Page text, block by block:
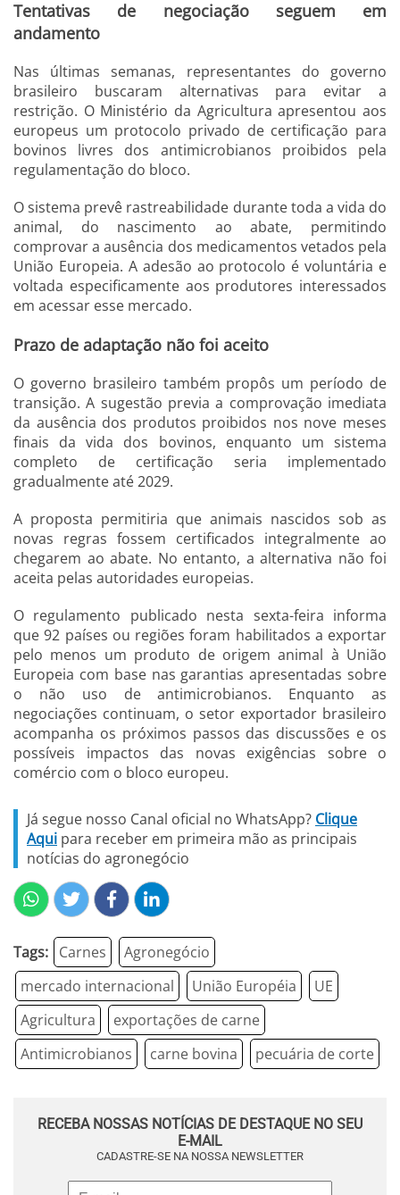
Tentativas de negociação seguem em
andamento
Nas últimas semanas, representantes do governo
brasileiro buscaram alternativas para evitar a
restrição. O Ministério da Agricultura apresentou aos
europeus um protocolo privado de certificação para
bovinos livres dos antimicrobianos proibidos pela
regulamentação do bloco.
O sistema prevê rastreabilidade durante toda a vida do
animal, do nascimento ao abate, permitindo
comprovar a ausência dos medicamentos vetados pela
União Europeia. A adesão ao protocolo é voluntária e
voltada especificamente aos produtores interessados
em acessar esse mercado.
Prazo de adaptação não foi aceito
O governo brasileiro também propôs um período de
transição. A sugestão previa a comprovação imediata
da ausência dos produtos proibidos nos nove meses
finais da vida dos bovinos, enquanto um sistema
completo de certificação seria implementado
gradualmente até 2029.
A proposta permitiria que animais nascidos sob as
novas regras fossem certificados integralmente ao
chegarem ao abate. No entanto, a alternativa não foi
aceita pelas autoridades europeias.
O regulamento publicado nesta sexta-feira informa
que 92 países ou regiões foram habilitados a exportar
pelo menos um produto de origem animal à União
Europeia com base nas garantias apresentadas sobre
o não uso de antimicrobianos. Enquanto as
negociações continuam, o setor exportador brasileiro
acompanha os próximos passos das discussões e os
possíveis impactos das novas exigências sobre o
comércio com o bloco europeu.
Já segue nosso Canal oficial no WhatsApp? Clique
Aqui para receber em primeira mão as principais
notícias do agronegócio
Tags: Carnes
Agronegócio
mercado internacional
União Européia
UE
Agricultura
exportações de carne
Antimicrobianos
carne bovina pecuária de corte
RECEBA NOSSAS NOTÍCIAS DE DESTAQUE NO SEU
E-MAIL
CADASTRE-SE NA NOSSA NEWSLETTER